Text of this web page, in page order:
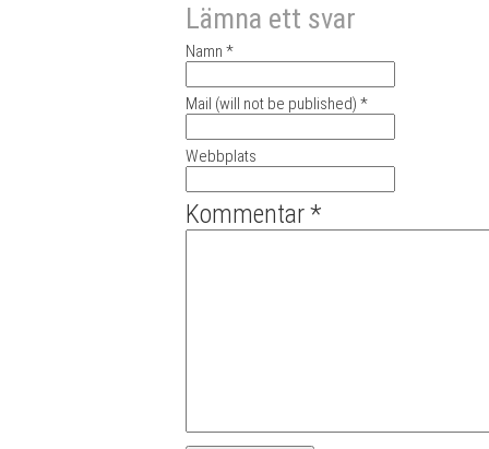
Lämna ett svar
Namn *
Mail (will not be published) *
Webbplats
Kommentar *